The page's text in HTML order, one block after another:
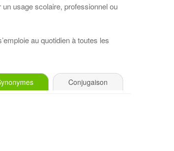
usage scolaire, professionnel ou
au quotidien à toutes les
Conjugaison